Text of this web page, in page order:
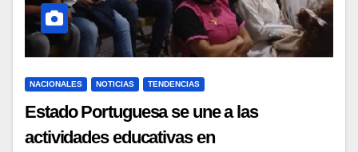
NACIONALES NOTICIAS TENDENCIAS
Estado Portuguesa se une a las
actividades educativas en